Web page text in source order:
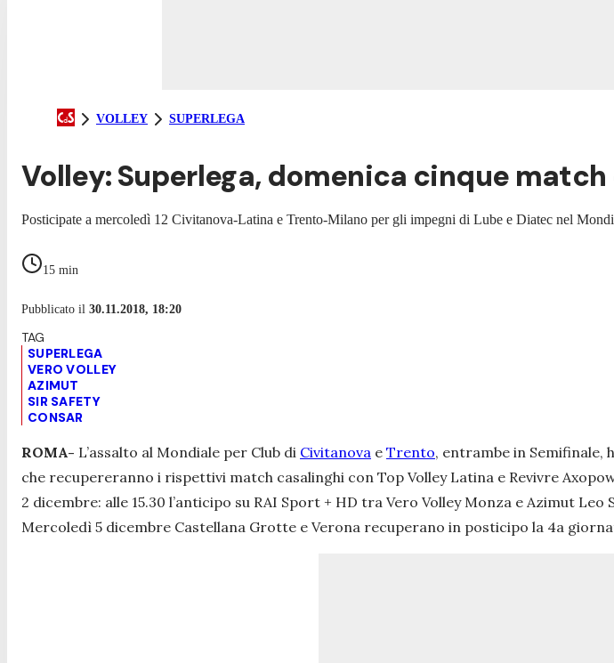
VOLLEY SUPERLEGA
Volley: Superlega, domenica cinque
Posticipate a mercoledì 12 Civitanova-Latina e Trento-Milano per gli impegni di Lube e Diatec nel
15 min
Pubblicato il 30.11.2018, 18:20
SUPERLEGA
VERO VOLLEY
AZIMUT
SIR SAFETY
CONSAR
ROMA- L’assalto al Mondiale per Club di Civitanova e Trento, entrambe in Semifinale,
che recupereranno i rispettivi match casalinghi con Top Volley Latina e Revivre
2 dicembre: alle 15.30 l’anticipo su RAI Sport + HD tra Vero Volley Monza e Azimut
Mercoledì 5 dicembre Castellana Grotte e Verona recuperano in posticipo la 4a